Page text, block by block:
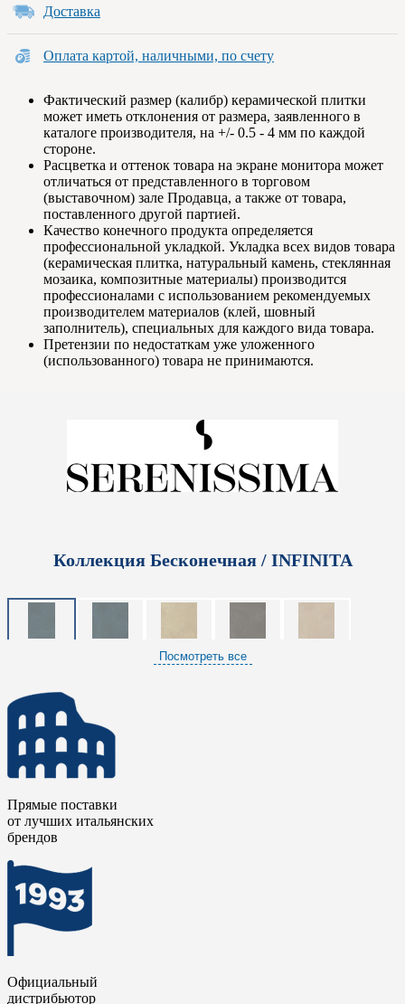
Доставка
Оплата картой, наличными, по счету
Фактический размер (калибр) керамической плитки
может иметь отклонения от размера, заявленного в
каталоге производителя, на +/- 0.5 - 4 мм по каждой
стороне.
Расцветка и оттенок товара на экране монитора может
отличаться от представленного в торговом
(выставочном) зале Продавца, а также от товара,
поставленного другой партией.
Качество конечного продукта определяется
профессиональной укладкой. Укладка всех видов товара
(керамическая плитка, натуральный камень, стеклянная
мозаика, композитные материалы) производится
профессионалами с использованием рекомендуемых
производителем материалов (клей, шовный
заполнитель), специальных для каждого вида товара.
Претензии по недостаткам уже уложенного
(использованного) товара не принимаются.
Коллекция Бесконечная / INFINITA
Посмотреть все
Прямые поставки
от лучших итальянских
брендов
Официальный
дистрибьютор